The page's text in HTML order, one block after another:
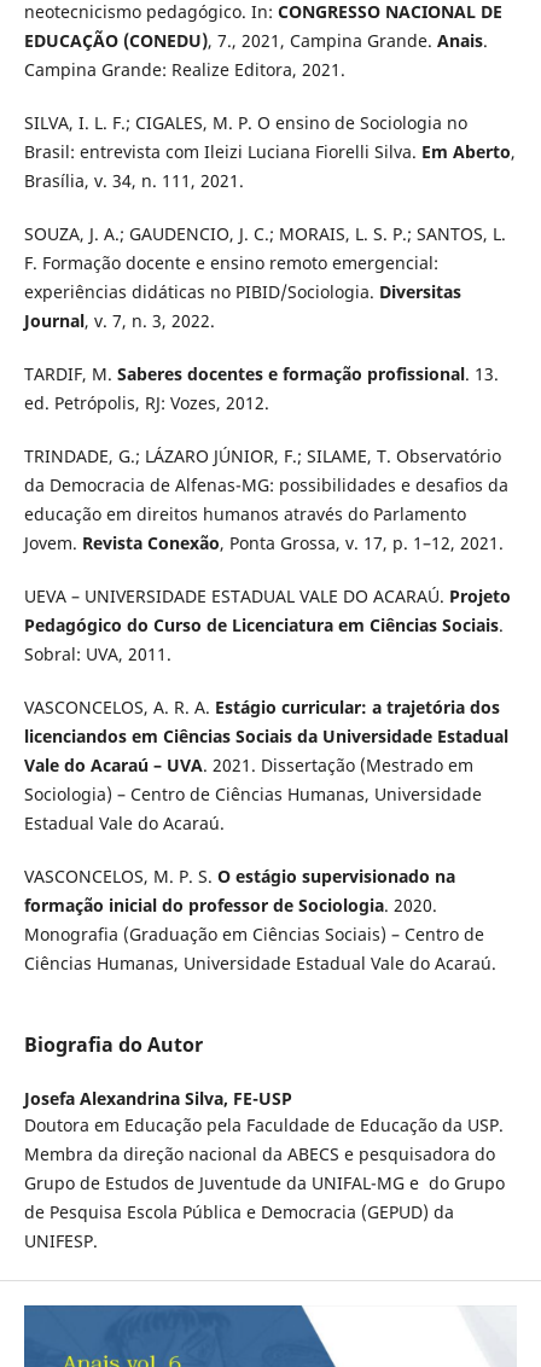
neotecnicismo pedagógico. In: CONGRESSO NACIONAL DE
EDUCAÇÃO (CONEDU), 7., 2021, Campina Grande. Anais.
Campina Grande: Realize Editora, 2021.
SILVA, I. L. F.; CIGALES, M. P. O ensino de Sociologia no
Brasil: entrevista com Ileizi Luciana Fiorelli Silva. Em Aberto,
Brasília, v. 34, n. 111, 2021.
SOUZA, J. A.; GAUDENCIO, J. C.; MORAIS, L. S. P.; SANTOS, L.
F. Formação docente e ensino remoto emergencial:
experiências didáticas no PIBID/Sociologia. Diversitas
Journal, v. 7, n. 3, 2022.
TARDIF, M. Saberes docentes e formação profissional. 13.
ed. Petrópolis, RJ: Vozes, 2012.
TRINDADE, G.; LÁZARO JÚNIOR, F.; SILAME, T. Observatório
da Democracia de Alfenas-MG: possibilidades e desafios da
educação em direitos humanos através do Parlamento
Jovem. Revista Conexão, Ponta Grossa, v. 17, p. 1–12, 2021.
UEVA – UNIVERSIDADE ESTADUAL VALE DO ACARAÚ. Projeto
Pedagógico do Curso de Licenciatura em Ciências Sociais.
Sobral: UVA, 2011.
VASCONCELOS, A. R. A. Estágio curricular: a trajetória dos
licenciandos em Ciências Sociais da Universidade Estadual
Vale do Acaraú – UVA. 2021. Dissertação (Mestrado em
Sociologia) – Centro de Ciências Humanas, Universidade
Estadual Vale do Acaraú.
VASCONCELOS, M. P. S. O estágio supervisionado na
formação inicial do professor de Sociologia. 2020.
Monografia (Graduação em Ciências Sociais) – Centro de
Ciências Humanas, Universidade Estadual Vale do Acaraú.
Biografia do Autor
Josefa Alexandrina Silva, FE-USP
Doutora em Educação pela Faculdade de Educação da USP.
Membra da direção nacional da ABECS e pesquisadora do
Grupo de Estudos de Juventude da UNIFAL-MG e do Grupo
de Pesquisa Escola Pública e Democracia (GEPUD) da
UNIFESP.